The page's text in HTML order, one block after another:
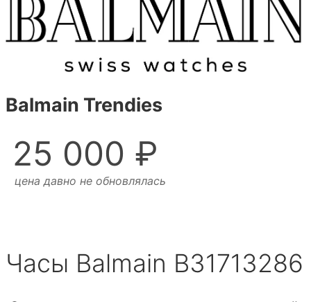
Balmain Trendies
25 000 ₽
цена давно не обновлялась
Часы Balmain B31713286